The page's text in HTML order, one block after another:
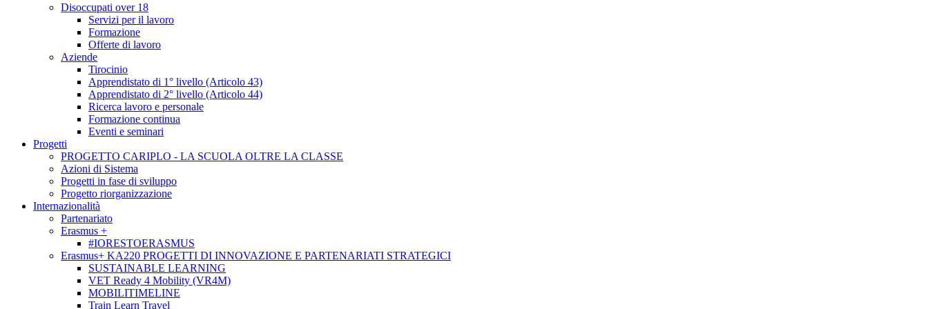
Disoccupati over 18
Servizi per il lavoro
Formazione
Offerte di lavoro
Aziende
Tirocinio
Apprendistato di 1° livello (Articolo 43)
Apprendistato di 2° livello (Articolo 44)
Ricerca lavoro e personale
Formazione continua
Eventi e seminari
Progetti
PROGETTO CARIPLO - LA SCUOLA OLTRE LA CLASSE
Azioni di Sistema
Progetti in fase di sviluppo
Progetto riorganizzazione
Internazionalità
Partenariato
Erasmus +
#IORESTOERASMUS
Erasmus+ KA220 PROGETTI DI INNOVAZIONE E PARTENARIATI STRATEGICI
SUSTAINABLE LEARNING
VET Ready 4 Mobility (VR4M)
MOBILITIMELINE
Train Learn Travel